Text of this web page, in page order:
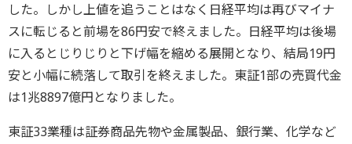
した。しかし上値を追うことはなく日経平均は再びマイナ
スに転じると前場を86円安で終えました。日経平均は後場
に入るとじりじりと下げ幅を縮める展開となり、結局19円
安と小幅に続落して取引を終えました。東証1部の売買代金
は1兆8897億円となりました。
東証33業種は証券商品先物や金属製品、銀行業、化学など